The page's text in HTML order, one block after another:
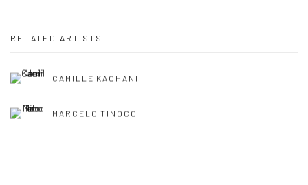
RELATED ARTISTS
CAMILLE KACHANI
MARCELO TINOCO